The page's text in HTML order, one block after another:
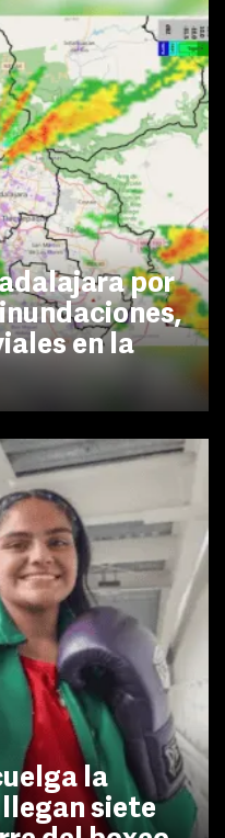
por
en la
la
siete